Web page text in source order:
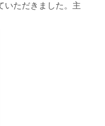
いただきました。主